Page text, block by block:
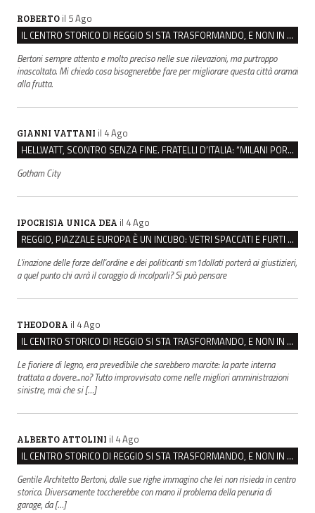
ROBERTO il 5 Ago
IL CENTRO STORICO DI REGGIO SI STA TRASFORMANDO, E NON IN MEGLIO
Bertoni sempre attento e molto preciso nelle sue rilevazioni, ma purtroppo
inascoltato. Mi chiedo cosa bisognerebbe fare per migliorare questa città oramai
alla frutta.
GIANNI VATTANI il 4 Ago
HELLWATT, SCONTRO SENZA FINE. FRATELLI D’ITALIA: “MILANI PORTA DOCUMENTI, DE FRANCO INSULTI”
Gotham City
IPOCRISIA UNICA DEA il 4 Ago
REGGIO, PIAZZALE EUROPA È UN INCUBO: VETRI SPACCATI E FURTI SULLE AUTO IN SOSTA
L'inazione delle forze dell'ordine e dei politicanti sm1dollati porterà ai giustizieri,
a quel punto chi avrà il coraggio di incolparli? Si può pensare
THEODORA il 4 Ago
IL CENTRO STORICO DI REGGIO SI STA TRASFORMANDO, E NON IN MEGLIO
Le fioriere di legno, era prevedibile che sarebbero marcite: la parte interna
trattata a dovere...no? Tutto improvvisato come nelle migliori amministrazioni
sinistre, mai che si […]
ALBERTO ATTOLINI il 4 Ago
IL CENTRO STORICO DI REGGIO SI STA TRASFORMANDO, E NON IN MEGLIO
Gentile Architetto Bertoni, dalle sue righe immagino che lei non risieda in centro
storico. Diversamente toccherebbe con mano il problema della penuria di
garage, da […]